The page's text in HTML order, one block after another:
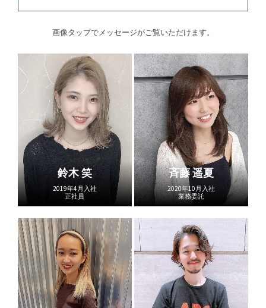
画像タップでメッセージがご覧いただけます。
鈴木 笑
2019年4月入社
正社員
斉藤 遥夏
2020年10月入社
業務委託